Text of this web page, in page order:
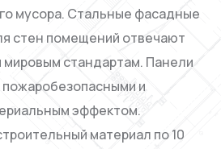
мусора. Стальные фасадные
стен помещений отвечают
мировым стандартам. Панели
и
эффектом.
материал по 10